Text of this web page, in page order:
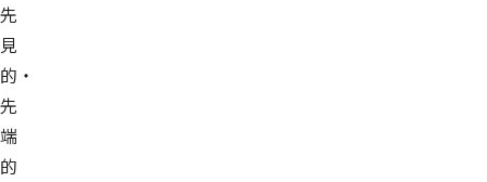
先
見
的・
先
端
的